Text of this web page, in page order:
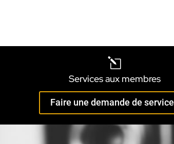
l
Services aux membres
Faire une demande de service